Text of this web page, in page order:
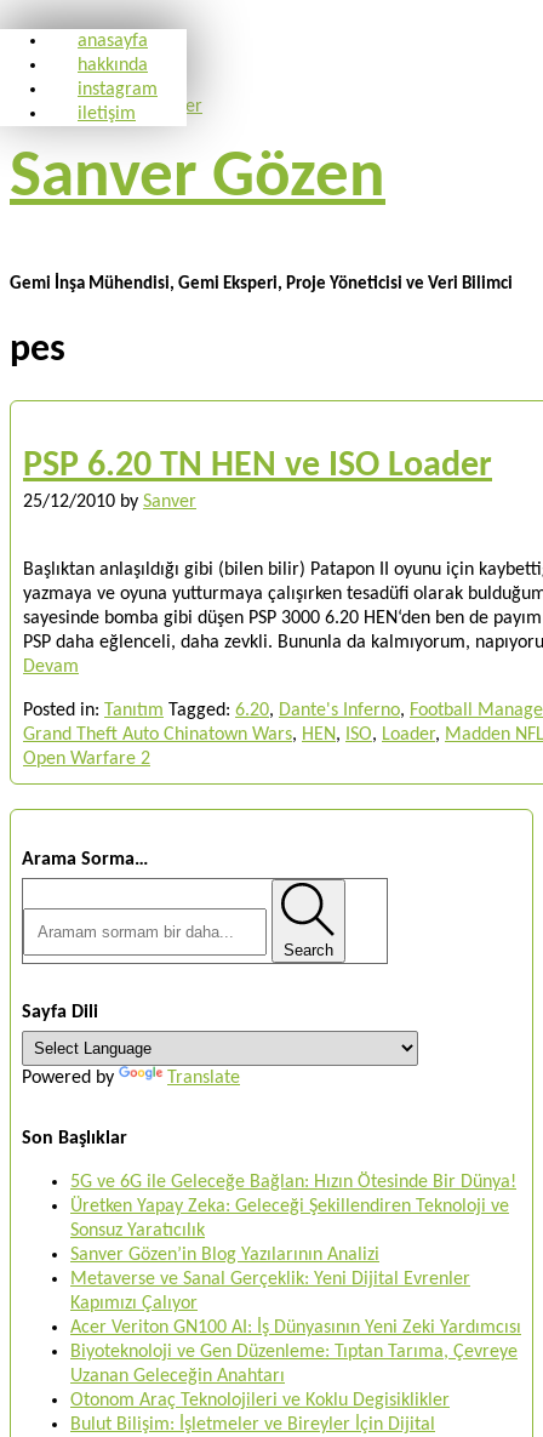
anasayfa
hakkında
instagram
iletişim
Sanver Gözen
Gemi İnşa Mühendisi, Gemi Eksperi, Proje Yöneticisi ve Veri Bilimci
pes
PSP 6.20 TN HEN ve ISO Loader
25/12/2010 by Sanver
Başlıktan anlaşıldığı gibi (bilen bilir) Patapon II oyunu için
yazmaya ve oyuna yutturmaya çalışırken tesadüfi olarak
sayesinde bomba gibi düşen PSP 3000 6.20 HEN‘den ben de
PSP daha eğlenceli, daha zevkli. Bununla da kalmıyorum,
Devam
Posted in: Tanıtım Tagged: 6.20, Dante's Inferno, Football
Grand Theft Auto Chinatown Wars, HEN, ISO, Loader, Madden
Open Warfare 2
Arama Sorma…
Search
Sayfa Dili
Powered by Translate
Son Başlıklar
5G ve 6G ile Geleceğe Bağlan: Hızın Ötesinde Bir Dünya!
Üretken Yapay Zeka: Geleceği Şekillendiren Teknoloji ve
Sonsuz Yaratıcılık
Sanver Gözen’in Blog Yazılarının Analizi
Metaverse ve Sanal Gerçeklik: Yeni Dijital Evrenler
Kapımızı Çalıyor
Acer Veriton GN100 AI: İş Dünyasının Yeni Zeki Yardımcısı
Biyoteknoloji ve Gen Düzenleme: Tıptan Tarıma, Çevreye
Uzanan Geleceğin Anahtarı
Otonom Araç Teknolojileri ve Koklu Degisiklikler
Bulut Bilişim: İşletmeler ve Bireyler İçin Dijital